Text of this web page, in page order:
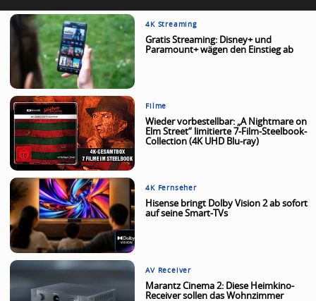
4K Streaming
Gratis Streaming: Disney+ und
Paramount+ wägen den Einstieg ab
Filme
Wieder vorbestellbar: „A Nightmare on
Elm Street“ limitierte 7-Film-Steelbook-
Collection (4K UHD Blu-ray)
4K Fernseher
Hisense bringt Dolby Vision 2 ab sofort
auf seine Smart-TVs
AV Receiver
Marantz Cinema 2: Diese Heimkino-
Receiver sollen das Wohnzimmer